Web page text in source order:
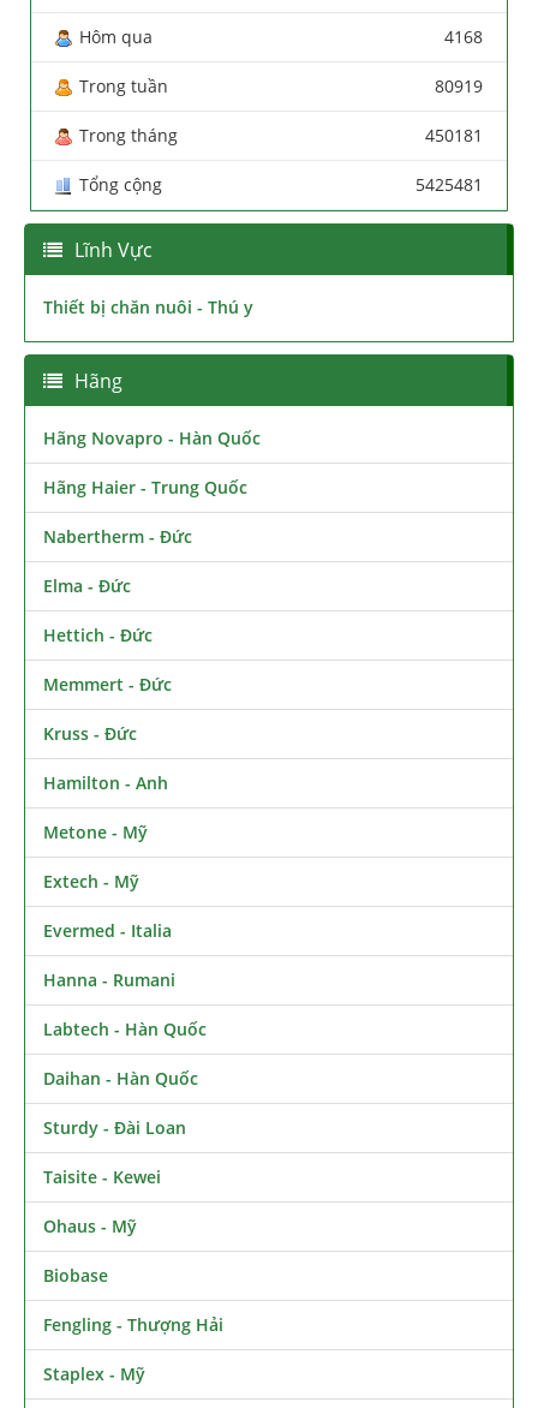
Hôm qua 4168
Trong tuần 80919
Trong tháng 450181
Tổng cộng 5425481
Lĩnh Vực
Thiết bị chăn nuôi - Thú y
Hãng
Hãng Novapro - Hàn Quốc
Hãng Haier - Trung Quốc
Nabertherm - Đức
Elma - Đức
Hettich - Đức
Memmert - Đức
Kruss - Đức
Hamilton - Anh
Metone - Mỹ
Extech - Mỹ
Evermed - Italia
Hanna - Rumani
Labtech - Hàn Quốc
Daihan - Hàn Quốc
Sturdy - Đài Loan
Taisite - Kewei
Ohaus - Mỹ
Biobase
Fengling - Thượng Hải
Staplex - Mỹ